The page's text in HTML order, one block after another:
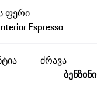
ფერი
Espresso
ძრავა
ბენზინი